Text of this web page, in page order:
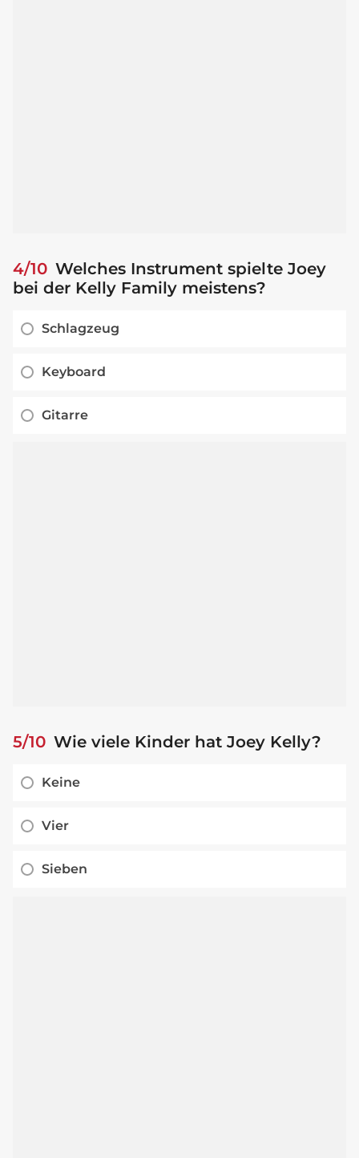
4/10 Welches Instrument spielte Joey
bei der Kelly Family meistens?
Schlagzeug
Keyboard
Gitarre
5/10 Wie viele Kinder hat Joey Kelly?
Keine
Vier
Sieben